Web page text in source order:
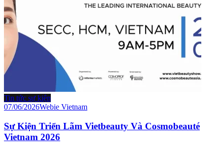
Tin tức sự kiện
07/06/2026Webie Vietnam
Sự Kiện Triển Lãm Vietbeauty Và Cosmobeauté
Vietnam 2026